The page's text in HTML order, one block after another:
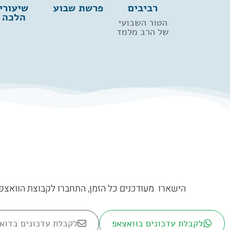
רביבים
הטור השבועי
של הרב מלמד
פרשת שבוע
הלכה
הישארו מעודכנים כל הזמן, התחברו לקבוצת
לקבלת עדכונים בוואצאפ לקבלת עדכונים